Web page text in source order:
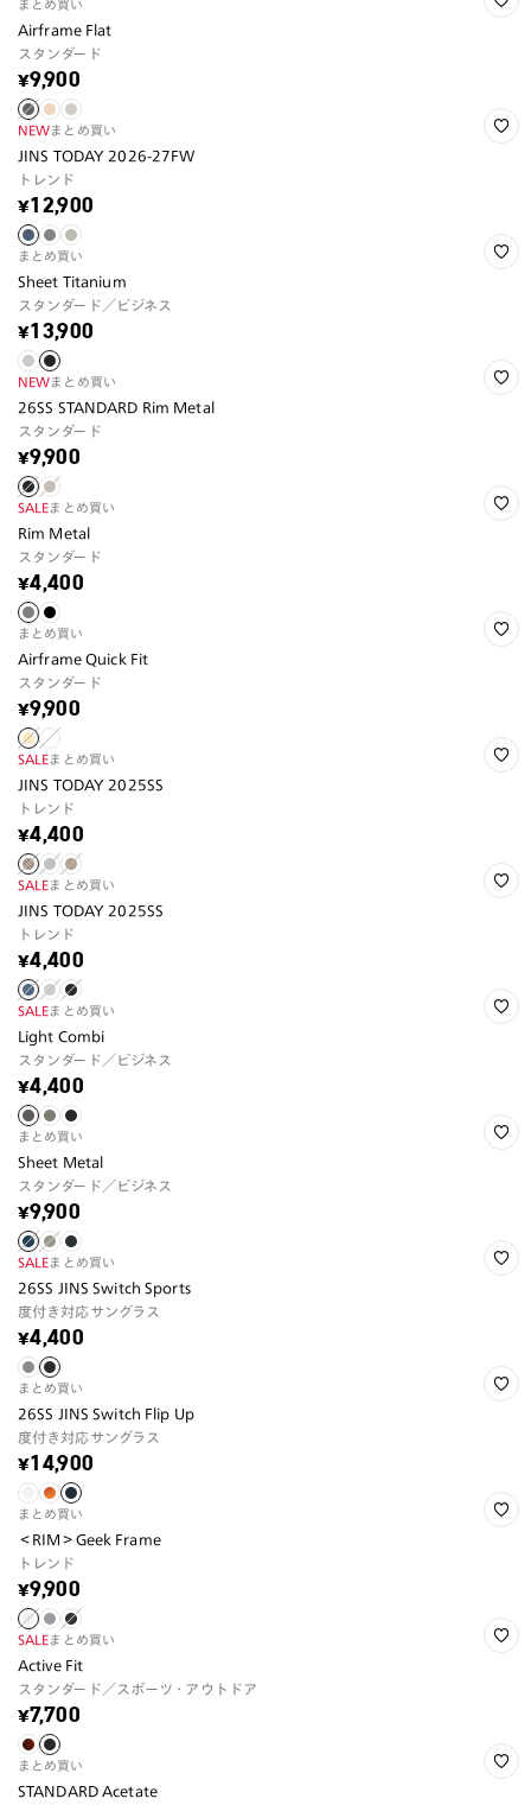
まとめ買い
Airframe Flat
スタンダード
¥9,900
NEWまとめ買い
JINS TODAY 2026-27FW
トレンド
¥12,900
まとめ買い
Sheet Titanium
スタンダード／ビジネス
¥13,900
NEWまとめ買い
26SS STANDARD Rim Metal
スタンダード
¥9,900
SALEまとめ買い
Rim Metal
スタンダード
¥4,400
まとめ買い
Airframe Quick Fit
スタンダード
¥9,900
SALEまとめ買い
JINS TODAY 2025SS
トレンド
¥4,400
SALEまとめ買い
JINS TODAY 2025SS
トレンド
¥4,400
SALEまとめ買い
Light Combi
スタンダード／ビジネス
¥4,400
まとめ買い
Sheet Metal
スタンダード／ビジネス
¥9,900
SALEまとめ買い
26SS JINS Switch Sports
度付き対応サングラス
¥4,400
まとめ買い
26SS JINS Switch Flip Up
度付き対応サングラス
¥14,900
まとめ買い
＜RIM＞Geek Frame
トレンド
¥9,900
SALEまとめ買い
Active Fit
スタンダード／スポーツ・アウトドア
¥7,700
まとめ買い
STANDARD Acetate